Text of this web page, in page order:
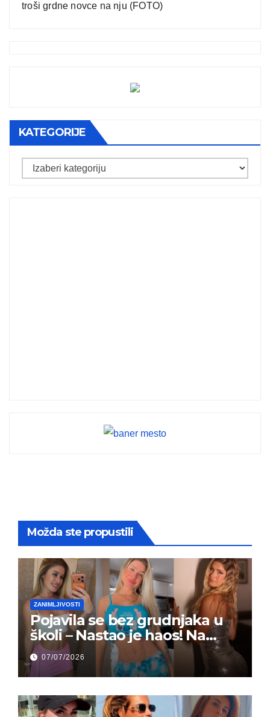
troši grdne novce na nju (FOTO)
KATEGORIJE
Kategorije
Možda ste propustili
ZANIMLJIVOSTI
Pojavila se bez grudnjaka u
školi – Nastao je haos! Na
grupi je majke napale (FOTO)
07/07/2026